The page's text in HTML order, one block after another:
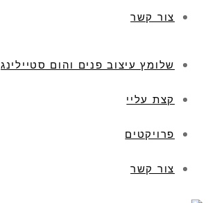
צור קשר
שלומץ עיצוב פנים והום סטיילינג
קצת עליי
פרויקטים
צור קשר